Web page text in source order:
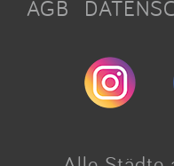
AGB